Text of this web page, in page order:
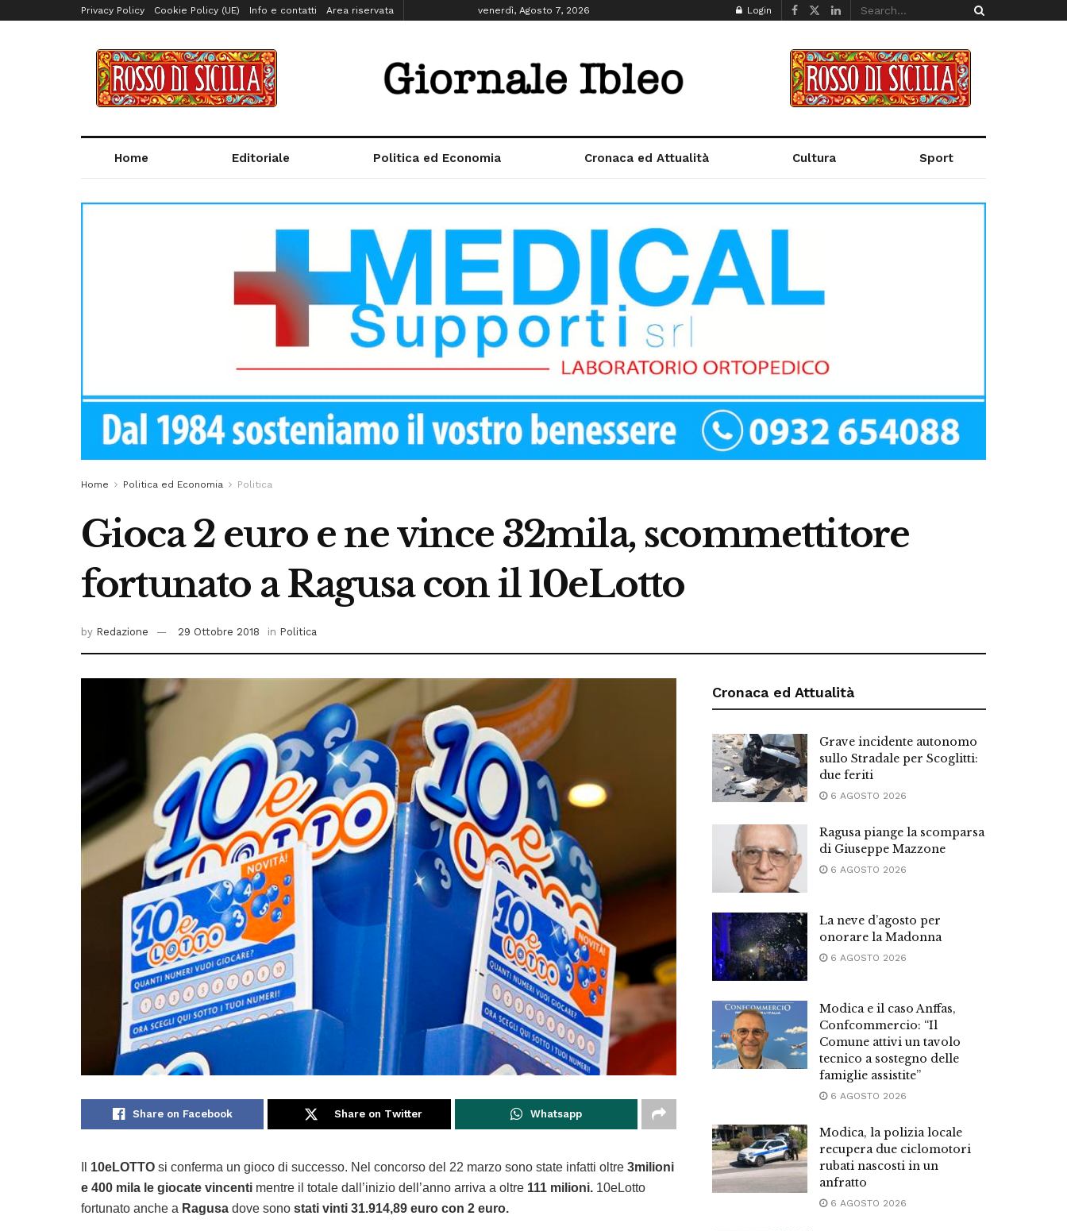
Privacy Policy Cookie Policy (UE) Info e contatti Area riservata venerdì, Agosto 7, 2026 Login
Home Editoriale Politica ed Economia Cronaca ed Attualità Cultura Sport
Home Politica ed Economia Politica
Gioca 2 euro e ne vince 32mila, scommettitore
fortunato a Ragusa con il 10eLotto
by Redazione 29 Ottobre 2018 in Politica
Share on Facebook Share on Twitter Whatsapp
10eLOTTO si conferma un gioco di successo. Nel concorso del 22 marzo sono state infatti oltre 3milioni
e 400 mila le giocate vincenti mentre il totale dall’inizio dell’anno arriva a oltre 111 milioni. 10eLotto
fortunato anche a Ragusa dove sono stati vinti 31.914,89 euro con 2 euro.
Cronaca ed Attualità
Grave incidente autonomo
sullo Stradale per Scoglitti:
due feriti
6 AGOSTO 2026
Ragusa piange la scomparsa
di Giuseppe Mazzone
6 AGOSTO 2026
La neve d’agosto per
onorare la Madonna
6 AGOSTO 2026
Modica e il caso Anffas,
Confcommercio: “Il
Comune attivi un tavolo
tecnico a sostegno delle
famiglie assistite”
6 AGOSTO 2026
Modica, la polizia locale
recupera due ciclomotori
rubati nascosti in un
anfratto
6 AGOSTO 2026